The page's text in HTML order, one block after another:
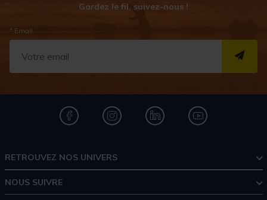
Gardez le fil, suivez-nous !
* Email
RETROUVEZ NOS UNIVERS
NOUS SUIVRE